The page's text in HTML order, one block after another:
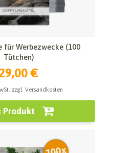
für Werbezwecke (100
Tütchen)
€
zzgl. Versandkosten
Produkt